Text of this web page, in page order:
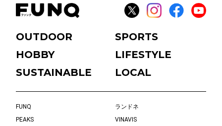
OUTDOOR
SPORTS
HOBBY
LIFESTYLE
SUSTAINABLE
LOCAL
FUNQ
ランドネ
PEAKS
VINAVIS